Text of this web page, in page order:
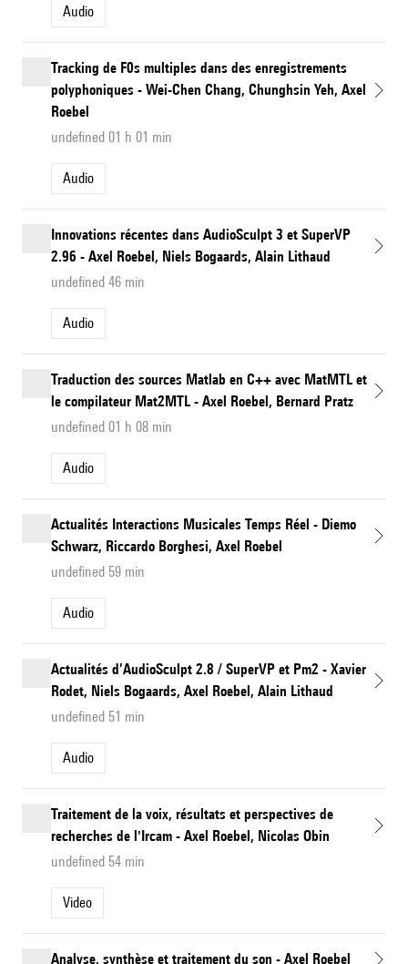
Audio
Tracking de F0s multiples dans des enregistrements
polyphoniques - Wei-Chen Chang, Chunghsin Yeh, Axel
Roebel
undefined 01 h 01 min
Audio
Innovations récentes dans AudioSculpt 3 et SuperVP
2.96 - Axel Roebel, Niels Bogaards, Alain Lithaud
undefined 46 min
Audio
Traduction des sources Matlab en C++ avec MatMTL et
le compilateur Mat2MTL - Axel Roebel, Bernard Pratz
undefined 01 h 08 min
Audio
Actualités Interactions Musicales Temps Réel - Diemo
Schwarz, Riccardo Borghesi, Axel Roebel
undefined 59 min
Audio
Actualités d’AudioSculpt 2.8 / SuperVP et Pm2 - Xavier
Rodet, Niels Bogaards, Axel Roebel, Alain Lithaud
undefined 51 min
Audio
Traitement de la voix, résultats et perspectives de
recherches de l'Ircam - Axel Roebel, Nicolas Obin
undefined 54 min
Video
Analyse, synthèse et traitement du son - Axel Roebel